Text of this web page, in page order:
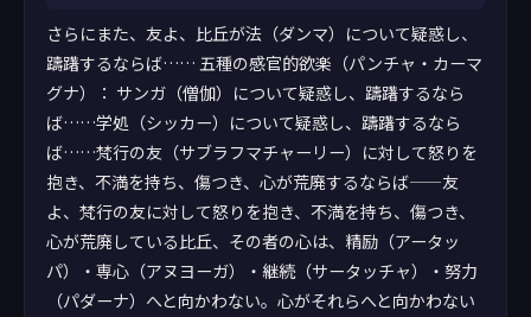
さらにまた、友よ、比丘が法（ダンマ）について疑惑し、
躊躇するならば…… 五種の感官的欲楽（パンチャ・カーマ
グナ）： サンガ（僧伽）について疑惑し、躊躇するなら
ば……学処（シッカー）について疑惑し、躊躇するなら
ば……梵行の友（サブラフマチャーリー）に対して怒りを
抱き、不満を持ち、傷つき、心が荒廃するならば——友
よ、梵行の友に対して怒りを抱き、不満を持ち、傷つき、
心が荒廃している比丘、その者の心は、精励（アータッ
パ）・専心（アヌヨーガ）・継続（サータッチャ）・努力
（パダーナ）へと向かわない。心がそれらへと向かわない